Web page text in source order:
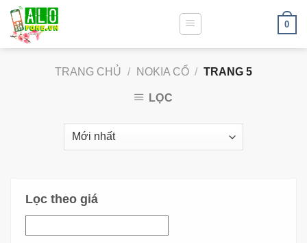
0
TRANG CHỦ / NOKIA CỔ / TRANG 5
LỌC
Lọc theo giá